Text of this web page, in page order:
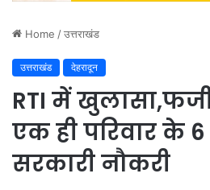
Home /उत्तराखंड
उत्तराखंड देहरादून
RTI में
एक ही परिवार के
सरकारी नौकरी